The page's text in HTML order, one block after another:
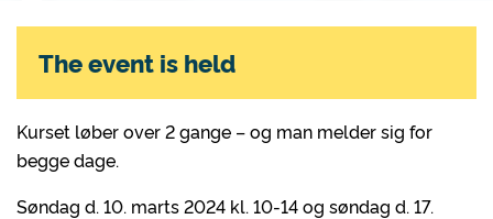
Kurset løber over 2 gange – og man melder sig for
begge dage.
Søndag d. 10. marts 2024 kl. 10-14 og søndag d. 17.
The event is held